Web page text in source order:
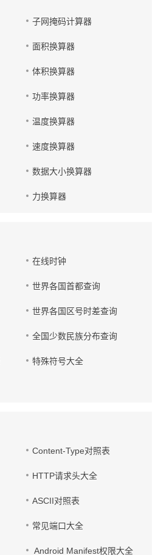
子网掩码计算器
面积换算器
体积换算器
功率换算器
温度换算器
速度换算器
数据大小换算器
力换算器
在线时钟
世界各国首都查询
世界各国区号时差查询
全国少数民族分布查询
特殊符号大全
Content-Type对照表
HTTP请求头大全
ASCII对照表
常见端口大全
Android Manifest权限大全